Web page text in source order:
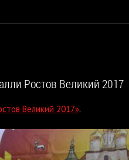
Ростов Великий 2017
Великий 2017».